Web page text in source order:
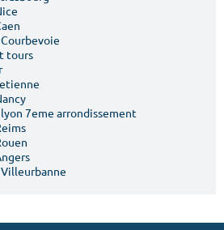
tours
7eme arrondissement